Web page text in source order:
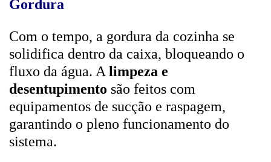
Gordura
Com o tempo, a gordura da cozinha se
solidifica dentro da caixa, bloqueando o
fluxo da água. A limpeza e
desentupimento são feitos com
equipamentos de sucção e raspagem,
garantindo o pleno funcionamento do
sistema.